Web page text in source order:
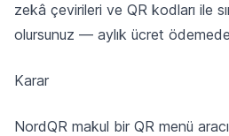
zekâ çevirileri ve QR kodları ile
olursunuz — aylık ücret
Karar
NordQR makul bir QR menü